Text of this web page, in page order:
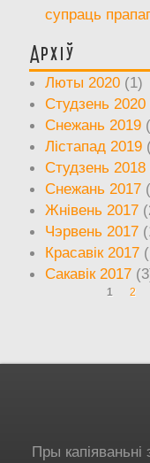
супраць
Архіў
Люты 2020 (1)
Студзень 2020
Снежань 2019
Лістапад 2019
Студзень 2018
Снежань 2017
Жнівень 2017
Чэрвень 2017
Красавік 2017
Сакавік 2017
Старонкі
1 2
Пры